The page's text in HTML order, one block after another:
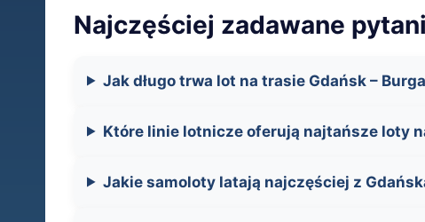
Najczęściej zadawane
Jak długo trwa lot na trasie Gdańsk –
Które linie lotnicze oferują najtańsze loty
Jakie samoloty latają najczęściej z